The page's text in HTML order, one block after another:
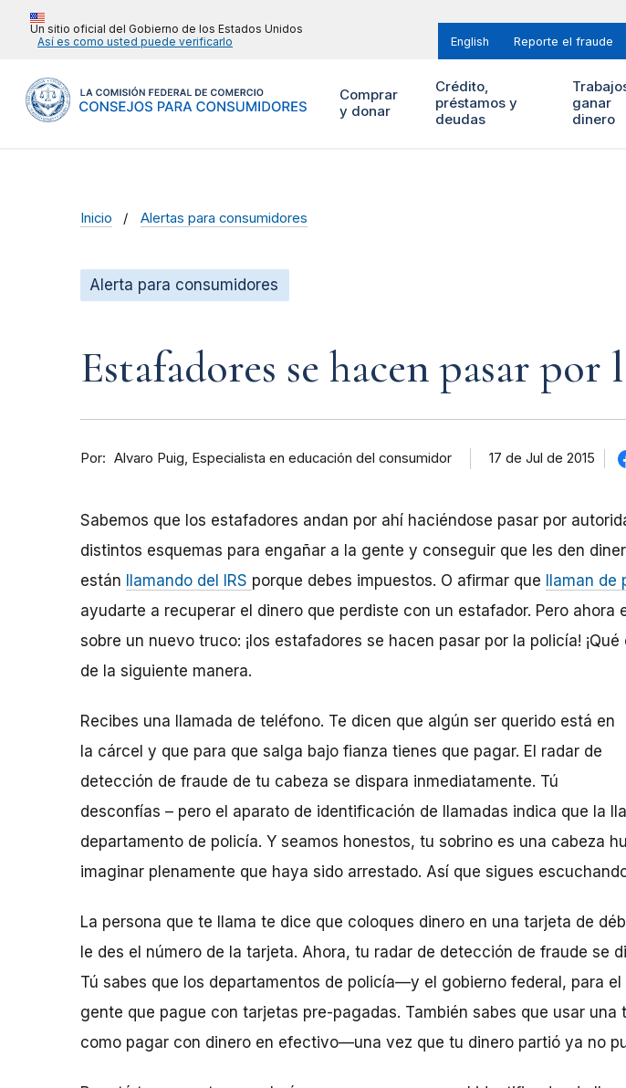
Un sitio oficial del Gobierno de los Estados Unidos
Así es como usted puede verificarlo
English Reporte el fraude
Comprar
y donar
Crédito,
préstamos y
deudas
ganar
dinero
Inicio Alertas para consumidores
Alerta para consumidores
Estafadores se hacen pasar por
Por Alvaro Puig Especialista en educación del consumidor 17 de Jul de 2015
Sabemos que los estafadores andan por ahí haciéndose pasar por
distintos esquemas para engañar a la gente y conseguir que les den
están
llamando del IRS porque debes impuestos. O afirmar que llaman de
ayudarte a recuperar el dinero que perdiste con un estafador. Pero ahora
sobre un nuevo truco: ¡los estafadores se hacen pasar por la policía! ¡Qué
de la siguiente manera.
Recibes una llamada de teléfono. Te dicen que algún ser querido está en
la cárcel y que para que salga bajo fianza tienes que pagar. El radar de
detección de fraude de tu cabeza se dispara inmediatamente. Tú
desconfías – pero el aparato de identificación de llamadas indica que la
departamento de policía. Y seamos honestos, tu sobrino es una cabeza
imaginar plenamente que haya sido arrestado. Así que sigues
La persona que te llama te dice que coloques dinero en una tarjeta de
le des el número de la tarjeta. Ahora, tu radar de detección de fraude se
Tú sabes que los departamentos de policía—y el gobierno federal, para
gente que pague con tarjetas pre-pagadas. También sabes que usar una
como pagar con dinero en efectivo—una vez que tu dinero partió ya no